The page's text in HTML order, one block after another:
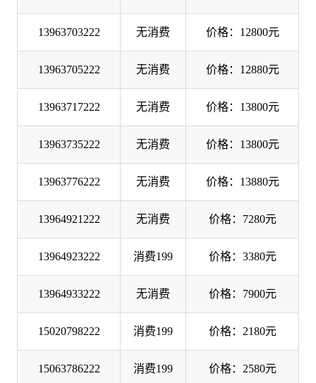
13963703222 无消费 价格：12800元
13963705222 无消费 价格：12880元
13963717222 无消费 价格：13800元
13963735222 无消费 价格：13800元
13963776222 无消费 价格：13880元
13964921222 无消费 价格：7280元
13964923222 消费199 价格：3380元
13964933222 无消费 价格：7900元
15020798222 消费199 价格：2180元
15063786222 消费199 价格：2580元